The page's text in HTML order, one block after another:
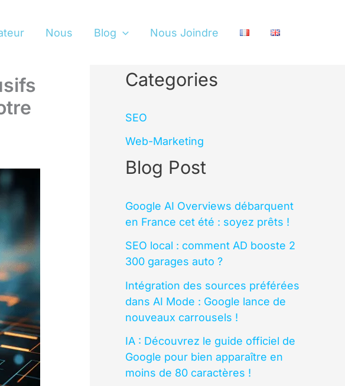
Nous Blog Nous Joindre
Categories
SEO
Web-Marketing
Blog Post
Google AI Overviews débarquent
en France cet été : soyez prêts !
SEO local : comment AD booste 2
300 garages auto ?
Intégration des sources préférées
dans AI Mode : Google lance de
nouveaux carrousels !
IA : Découvrez le guide officiel de
Google pour bien apparaître en
moins de 80 caractères !